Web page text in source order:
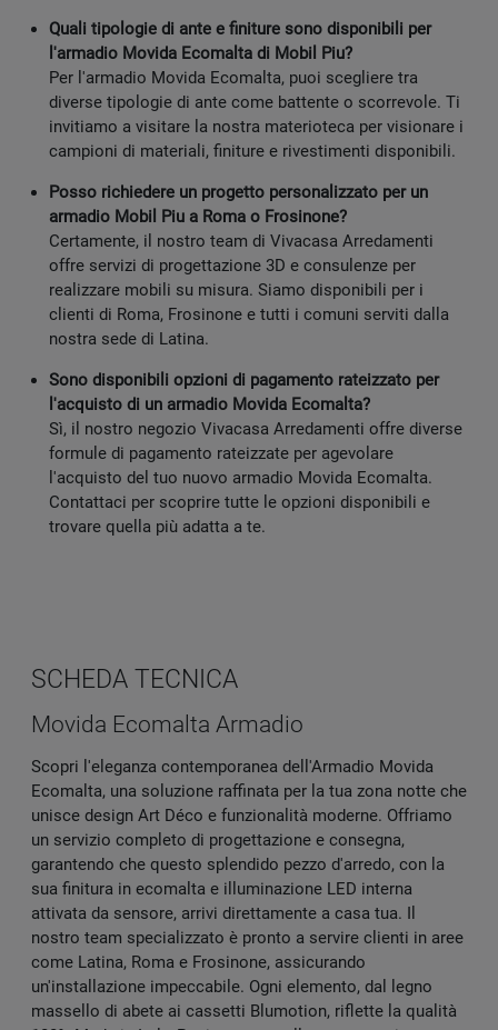
Quali tipologie di ante e finiture sono disponibili per
l'armadio Movida Ecomalta di Mobil Piu?
Per l'armadio Movida Ecomalta, puoi scegliere tra
diverse tipologie di ante come battente o scorrevole. Ti
invitiamo a visitare la nostra materioteca per visionare i
campioni di materiali, finiture e rivestimenti disponibili.
Posso richiedere un progetto personalizzato per un
armadio Mobil Piu a Roma o Frosinone?
Certamente, il nostro team di Vivacasa Arredamenti
offre servizi di progettazione 3D e consulenze per
realizzare mobili su misura. Siamo disponibili per i
clienti di Roma, Frosinone e tutti i comuni serviti dalla
nostra sede di Latina.
Sono disponibili opzioni di pagamento rateizzato per
l'acquisto di un armadio Movida Ecomalta?
Sì, il nostro negozio Vivacasa Arredamenti offre diverse
formule di pagamento rateizzate per agevolare
l'acquisto del tuo nuovo armadio Movida Ecomalta.
Contattaci per scoprire tutte le opzioni disponibili e
trovare quella più adatta a te.
SCHEDA TECNICA
Movida Ecomalta Armadio
Scopri l'eleganza contemporanea dell'Armadio Movida
Ecomalta, una soluzione raffinata per la tua zona notte che
unisce design Art Déco e funzionalità moderne. Offriamo
un servizio completo di progettazione e consegna,
garantendo che questo splendido pezzo d'arredo, con la
sua finitura in ecomalta e illuminazione LED interna
attivata da sensore, arrivi direttamente a casa tua. Il
nostro team specializzato è pronto a servire clienti in aree
come Latina, Roma e Frosinone, assicurando
un'installazione impeccabile. Ogni elemento, dal legno
massello di abete ai cassetti Blumotion, riflette la qualità